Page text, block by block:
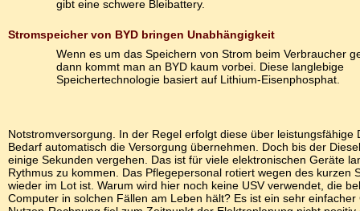
gibt eine schwere Bleibattery.
Stromspeicher von BYD bringen Unabhängigkeit
Wenn es um das Speichern von Strom beim Verbraucher
dann kommt man an BYD kaum vorbei. Diese langlebige
Speichertechnologie basiert auf Lithium-Eisenphosphat.
Notstromversorgung. In der Regel erfolgt diese über leistungsfähige
Bedarf automatisch die Versorgung übernehmen. Doch bis der
einige Sekunden vergehen. Das ist für viele elektronischen Geräte
Rythmus zu kommen. Das Pflegepersonal rotiert wegen des kurzen
wieder im Lot ist. Warum wird hier noch keine USV verwendet, die
Computer in solchen Fällen am Leben hält? Es ist ein sehr